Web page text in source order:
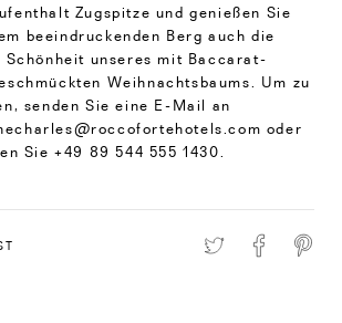
Zugspitze und genießen Sie
beeindruckenden Berg auch die
Schönheit unseres mit Baccarat-
Weihnachtsbaums. Um zu
senden Sie eine E-Mail an
oder
Sie +49 89 544 555 1430.